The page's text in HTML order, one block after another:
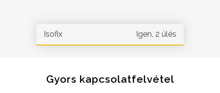
Isofix Igen, 2 ülés
Gyors kapcsolatfelvétel